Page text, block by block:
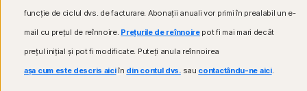
funcție de ciclul dvs. de facturare. Abonații anuali vor primi în prealabil un e-
mail cu prețul de reînnoire. Prețurile de reînnoirepot fi mai mari decât
prețul inițial și pot fi modificate. Puteți anula reînnoirea
așa cum este descris aiciîn din contul dvs.sau contactându-ne aici.